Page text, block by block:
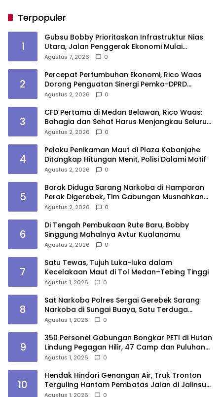
Terpopuler
1
Gubsu Bobby Prioritaskan Infrastruktur Nias
Utara, Jalan Penggerak Ekonomi Mulai
Dibenahi
Agustus 7, 2026 0
2
Percepat Pertumbuhan Ekonomi, Rico Waas
Dorong Penguatan Sinergi Pemko-DPRD
Medan
Agustus 2, 2026 0
3
CFD Pertama di Medan Belawan, Rico Waas:
Bahagia dan Sehat Harus Menjangkau Seluruh
Sudut Kota Medan
Agustus 2, 2026 0
4
Pelaku Penikaman Maut di Plaza Kabanjahe
Ditangkap Hitungan Menit, Polisi Dalami Motif
Agustus 2, 2026 0
5
Barak Diduga Sarang Narkoba di Hamparan
Perak Digerebek, Tim Gabungan Musnahkan
Lokasi
Agustus 2, 2026 0
6
Di Tengah Pembukaan Rute Baru, Bobby
Singgung Mahalnya Avtur Kualanamu
Agustus 2, 2026 0
7
Satu Tewas, Tujuh Luka-luka dalam
Kecelakaan Maut di Tol Medan–Tebing Tinggi
Agustus 1, 2026 0
8
Sat Narkoba Polres Sergai Gerebek Sarang
Narkoba di Sungai Buaya, Satu Terduga
Pelaku Diamankan
Agustus 1, 2026 0
9
350 Personel Gabungan Bongkar PETI di Hutan
Lindung Pegagan Hilir, 47 Camp dan Puluhan
Peralatan Dimusnahkan
Agustus 1, 2026 0
10
Hendak Hindari Genangan Air, Truk Tronton
Terguling Hantam Pembatas Jalan di Jalinsum
Sergai
Agustus 1, 2026 0